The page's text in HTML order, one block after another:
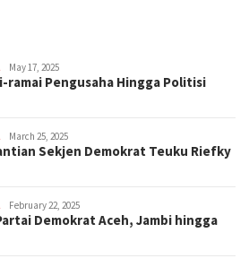
May 17, 2025
ramai Pengusaha Hingga Politisi
March 25, 2025
Sekjen Demokrat Teuku Riefky
February 22, 2025
Demokrat Aceh, Jambi hingga